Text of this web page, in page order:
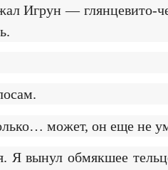
Игрун —
может, он еще не
Я вынул обмякшее